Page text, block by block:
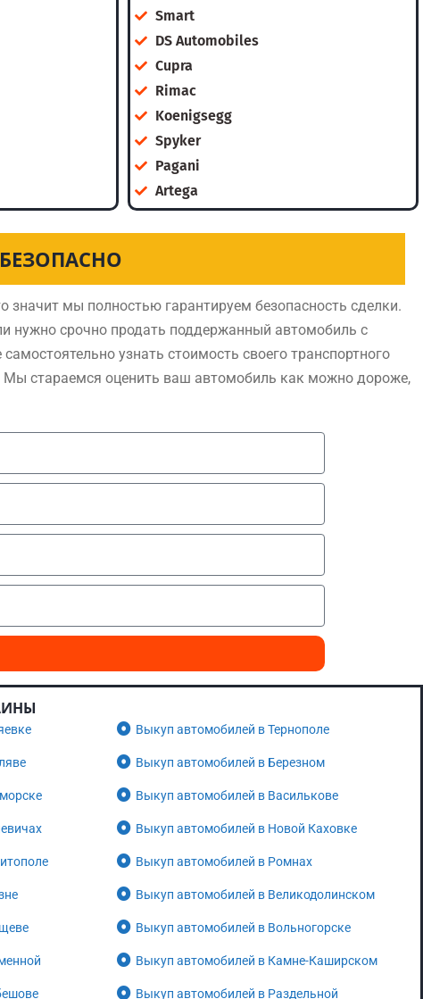
Smart
DS Automobiles
Cupra
Rimac
Koenigsegg
Spyker
Pagani
Artega
мы полностью гарантируем безопасность сделки.
нужно срочно продать поддержанный автомобиль с
узнать стоимость своего транспортного
Мы стараемся оценить ваш автомобиль как можно дороже,
Выкуп автомобилей в Тернополе
Выкуп автомобилей в Березном
Выкуп автомобилей в Василькове
Выкуп автомобилей в Новой Каховке
Выкуп автомобилей в Ромнах
Выкуп автомобилей в Великодолинском
Выкуп автомобилей в Вольногорске
Выкуп автомобилей в Камне-Каширском
Выкуп автомобилей в Раздельной